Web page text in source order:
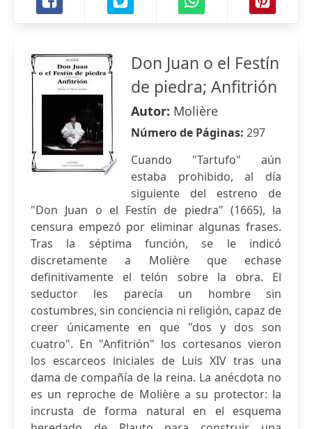
Don Juan o el Festín
de piedra; Anfitrión
Autor: Molière
Número de Páginas: 297
Cuando "Tartufo" aún
estaba prohibido, al día
siguiente del estreno de
"Don Juan o el Festín de piedra" (1665), la
censura empezó por eliminar algunas frases.
Tras la séptima función, se le indicó
discretamente a Molière que echase
definitivamente el telón sobre la obra. El
seductor les parecía un hombre sin
costumbres, sin conciencia ni religión, capaz de
creer únicamente en que "dos y dos son
cuatro". En "Anfitrión" los cortesanos vieron
los escarceos iniciales de Luis XIV tras una
dama de compañía de la reina. La anécdota no
es un reproche de Molière a su protector: la
incrusta de forma natural en el esquema